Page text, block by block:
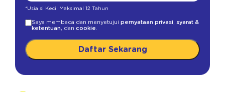
*Usia si Kecil Maksimal 12 Tahun
Saya membaca dan menyetujui pernyataan privasi, syarat &
ketentuan, dan cookie
Daftar Sekarang